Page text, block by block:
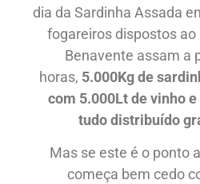
dia da Sardinha Assada
fogareiros dispostos ao
Benavente assam a
horas, 5.000Kg de
com 5.000Lt de vinho
tudo distribuído
Mas se este é o ponto
começa bem cedo